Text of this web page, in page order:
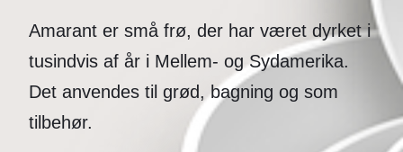
Amarant er små frø, der har været dyrket i
tusindvis af år i Mellem- og Sydamerika.
Det anvendes til grød, bagning og som
tilbehør.